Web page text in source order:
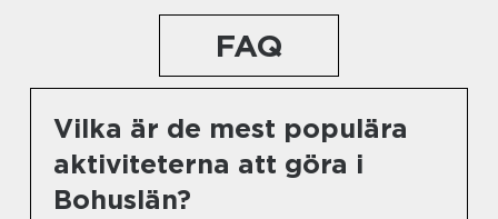
FAQ
Vilka är de mest populära
aktiviteterna att göra i
Bohuslän?